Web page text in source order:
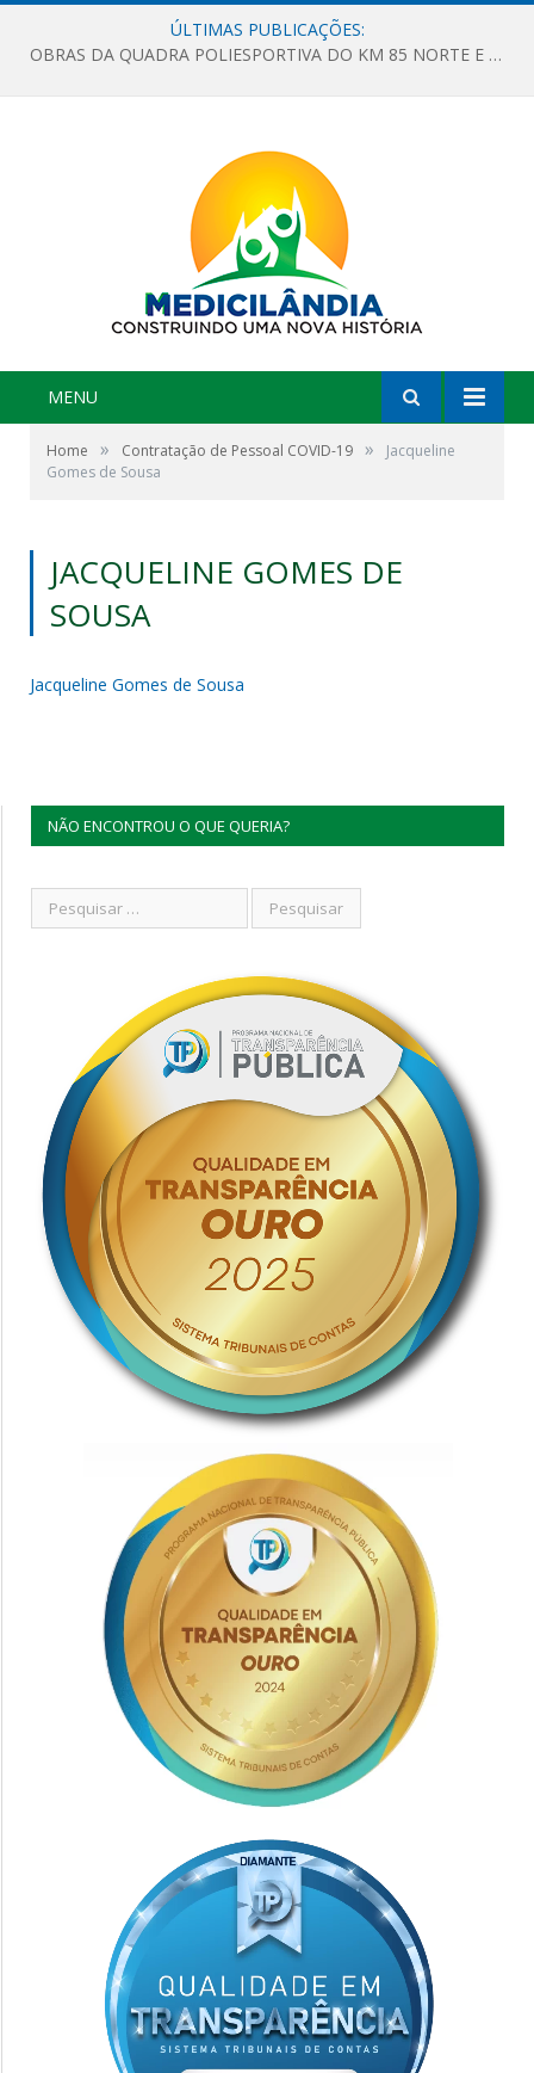
ÚLTIMAS PUBLICAÇÕES:
OBRAS DA QUADRA POLIESPORTIVA DO KM 85 NORTE E DA ESCOLA GASPAR VIANA AVANÇAM
MENU
Home » Contratação de Pessoal COVID-19 »
Jacqueline
Gomes de Sousa
JACQUELINE GOMES DE
SOUSA
Jacqueline Gomes de Sousa
NÃO ENCONTROU O QUE QUERIA?